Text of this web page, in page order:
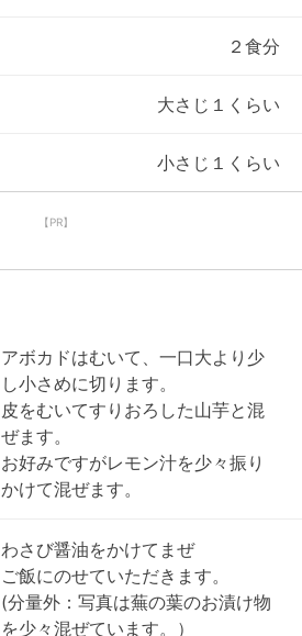
２食分
大さじ１くらい
小さじ１くらい
【PR】
アボカドはむいて、一口大より少
し小さめに切ります。
皮をむいてすりおろした山芋と混
ぜます。
お好みですがレモン汁を少々振り
かけて混ぜます。
わさび醤油をかけてまぜ
ご飯にのせていただきます。
(分量外：写真は蕪の葉のお漬け物
を少々混ぜています。）